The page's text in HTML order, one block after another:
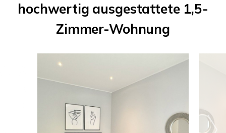
hochwertig ausgestattete 1,5-
Zimmer-Wohnung